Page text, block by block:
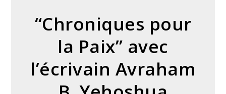
“Chroniques pour
la Paix” avec
l’écrivain Avraham